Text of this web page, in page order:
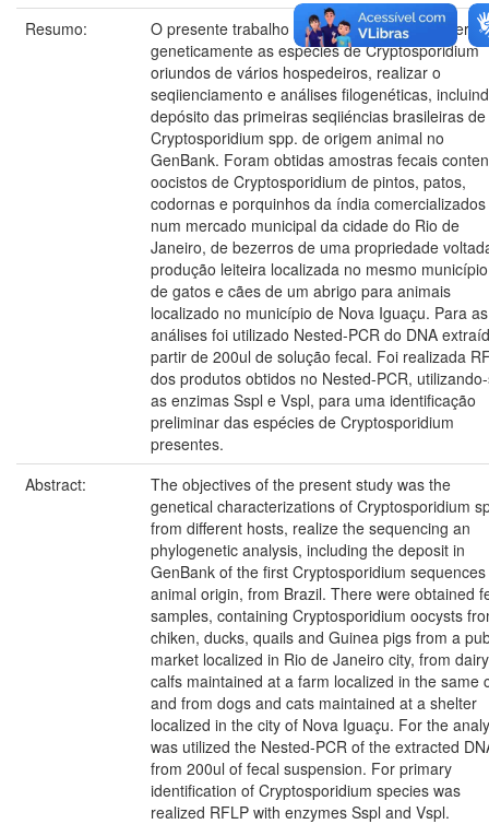
Resumo:
O presente trabalho teve por objetivo
geneticamente as espécies de Cryptosporidium
oriundos de vários hospedeiros, realizar o
seqiienciamento e análises filogenéticas,
depósito das primeiras seqiiéncias brasileiras de
Cryptosporidium spp. de origem animal no
GenBank. Foram obtidas amostras fecais
oocistos de Cryptosporidium de pintos, patos,
codornas e porquinhos da índia comercializados
num mercado municipal da cidade do Rio de
Janeiro, de bezerros de uma propriedade
produção leiteira localizada no mesmo
de gatos e cães de um abrigo para animais
localizado no município de Nova Iguaçu. Para as
análises foi utilizado Nested-PCR do DNA
partir de 200ul de solução fecal. Foi realizada
dos produtos obtidos no Nested-PCR,
as enzimas Sspl e Vspl, para uma identificação
preliminar das espécies de Cryptosporidium
presentes.
Abstract:
The objectives of the present study was the
genetical characterizations of Cryptosporidium
from different hosts, realize the sequencing an
phylogenetic analysis, including the deposit in
GenBank of the first Cryptosporidium
animal origin, from Brazil. There were obtained
samples, containing Cryptosporidium oocysts
chiken, ducks, quails and Guinea pigs from a
market localized in Rio de Janeiro city, from dairy
calfs maintained at a farm localized in the same
and from dogs and cats maintained at a shelter
localized in the city of Nova Iguaçu. For the
was utilized the Nested-PCR of the extracted
from 200ul of fecal suspension. For primary
identification of Cryptosporidium species was
realized RFLP with enzymes Sspl and Vspl.